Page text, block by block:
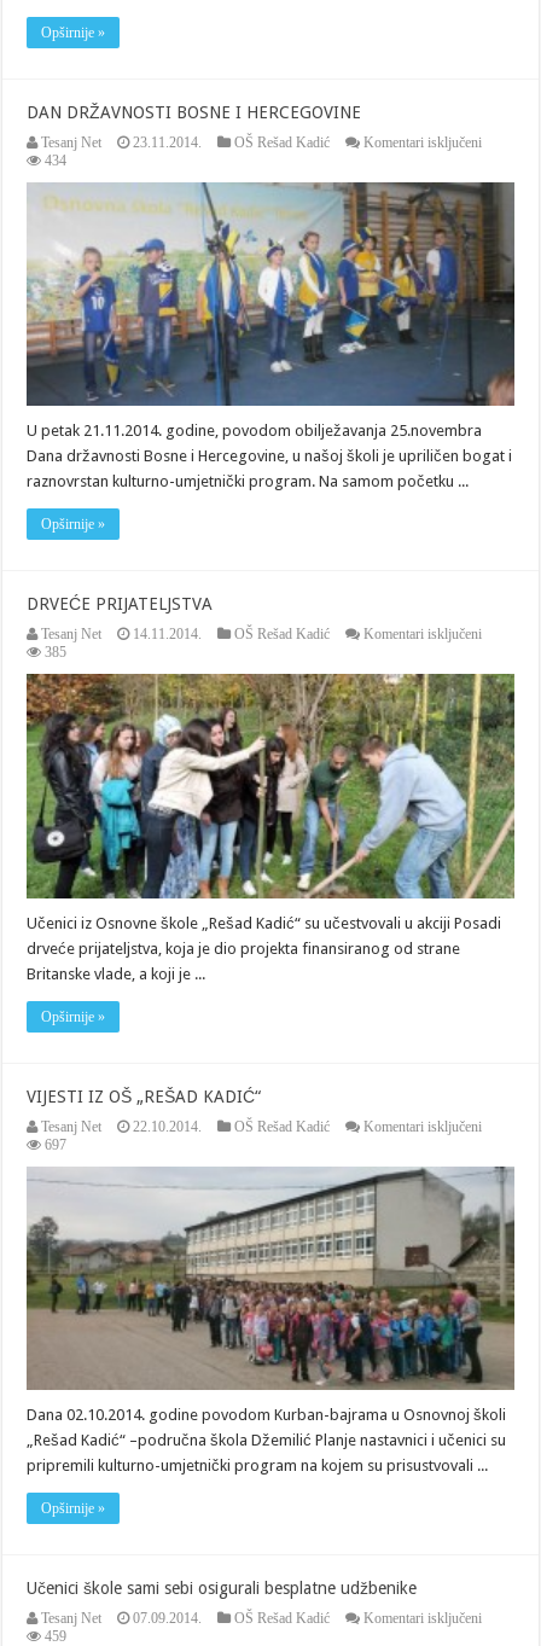
Opširnije »
DAN DRŽAVNOSTI BOSNE I HERCEGOVINE
Tesanj Net 23.11.2014. OŠ Rešad Kadić Komentari isključeni
434
U petak 21.11.2014. godine, povodom obilježavanja 25.novembra
Dana državnosti Bosne i Hercegovine, u našoj školi je upriličen bogat i
raznovrstan kulturno-umjetnički program. Na samom početku ...
Opširnije »
DRVEĆE PRIJATELJSTVA
Tesanj Net 14.11.2014. OŠ Rešad Kadić Komentari isključeni
385
Učenici iz Osnovne škole „Rešad Kadić“ su učestvovali u akciji Posadi
drveće prijateljstva, koja je dio projekta finansiranog od strane
Britanske vlade, a koji je ...
Opširnije »
VIJESTI IZ OŠ „REŠAD KADIĆ“
Tesanj Net 22.10.2014. OŠ Rešad Kadić Komentari isključeni
OŠ
KADIĆ“
697
Dana 02.10.2014. godine povodom Kurban-bajrama u Osnovnoj školi
„Rešad Kadić“ –područna škola Džemilić Planje nastavnici i učenici su
pripremili kulturno-umjetnički program na kojem su prisustvovali ...
Opširnije »
Učenici škole sami sebi osigurali besplatne udžbenike
Tesanj Net 07.09.2014. OŠ Rešad Kadić Komentari isključeni
459